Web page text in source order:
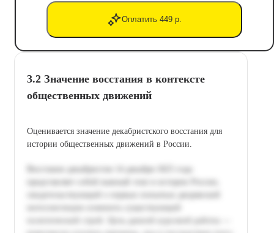
Оплатить 449 р.
3.2 Значение восстания в контексте
общественных движений
Оценивается значение декабристского восстания для
истории общественных движений в России.